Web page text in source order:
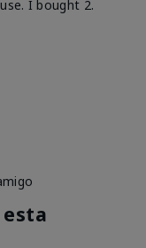
I bought 2.